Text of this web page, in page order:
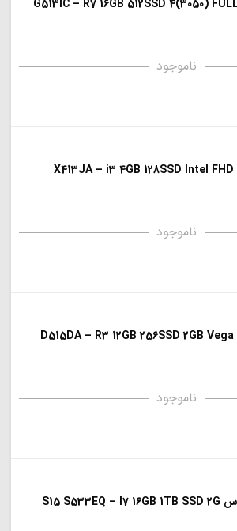
ناموجود
ناموجود
ناموجود
لپ تاپ گیمینگ ایسوس S15 S533EQ – I7 16GB 1TB SSD 2G